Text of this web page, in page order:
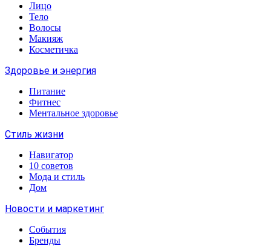
Лицо
Тело
Волосы
Макияж
Косметичка
Здоровье и энергия
Питание
Фитнес
Ментальное здоровье
Стиль жизни
Навигатор
10 советов
Мода и стиль
Дом
Новости и маркетинг
События
Бренды